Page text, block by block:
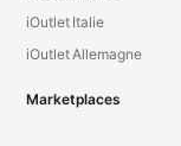
iOutlet Italie
iOutlet Allemagne
Marketplaces